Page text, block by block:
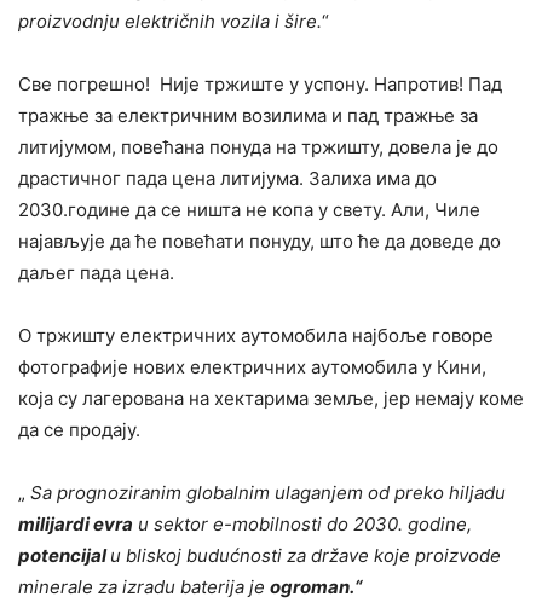
proizvodnju električnih vozila i šire.“
Све погрешно! Није тржиште у успону. Напротив! Пад
тражње за електричним возилима и пад тражње за
литијумом, повећана понуда на тржишту, довела је до
драстичног пада цена литијума. Залиха има до
2030.године да се ништа не копа у свету. Али, Чиле
најављује да ће повећати понуду, што ће да доведе до
даљег пада цена.
О тржишту електричних аутомобила најбоље говоре
фотографије нових електричних аутомобила у Кини,
која су лагерована на хектарима земље, јер немају коме
да се продају.
„ Sa prognoziranim globalnim ulaganjem od preko hiljadu
milijardi evra u sektor e-mobilnosti do 2030. godine,
potencijalu bliskoj budućnosti za države koje proizvode
minerale za izradu baterija je ogroman.“